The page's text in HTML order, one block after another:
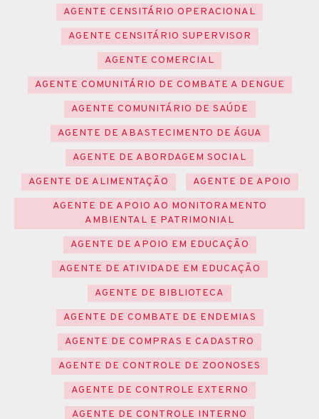
AGENTE CENSITÁRIO OPERACIONAL
AGENTE CENSITÁRIO SUPERVISOR
AGENTE COMERCIAL
AGENTE COMUNITÁRIO DE COMBATE A DENGUE
AGENTE COMUNITÁRIO DE SAÚDE
AGENTE DE ABASTECIMENTO DE ÁGUA
AGENTE DE ABORDAGEM SOCIAL
AGENTE DE ALIMENTAÇÃO
AGENTE DE APOIO
AGENTE DE APOIO AO MONITORAMENTO
AMBIENTAL E PATRIMONIAL
AGENTE DE APOIO EM EDUCAÇÃO
AGENTE DE ATIVIDADE EM EDUCAÇÃO
AGENTE DE BIBLIOTECA
AGENTE DE COMBATE DE ENDEMIAS
AGENTE DE COMPRAS E CADASTRO
AGENTE DE CONTROLE DE ZOONOSES
AGENTE DE CONTROLE EXTERNO
AGENTE DE CONTROLE INTERNO